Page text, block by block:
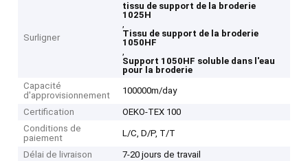
Surligner
tissu de support de la broderie
1025H
,
Tissu de support de la broderie
1050HF
,
Support 1050HF soluble dans l'eau
pour la broderie
Capacité
d'approvisionnement
100000m/day
Certification
OEKO-TEX 100
Conditions de
paiement
L/C, D/P, T/T
Délai de livraison 7-20 jours de travail